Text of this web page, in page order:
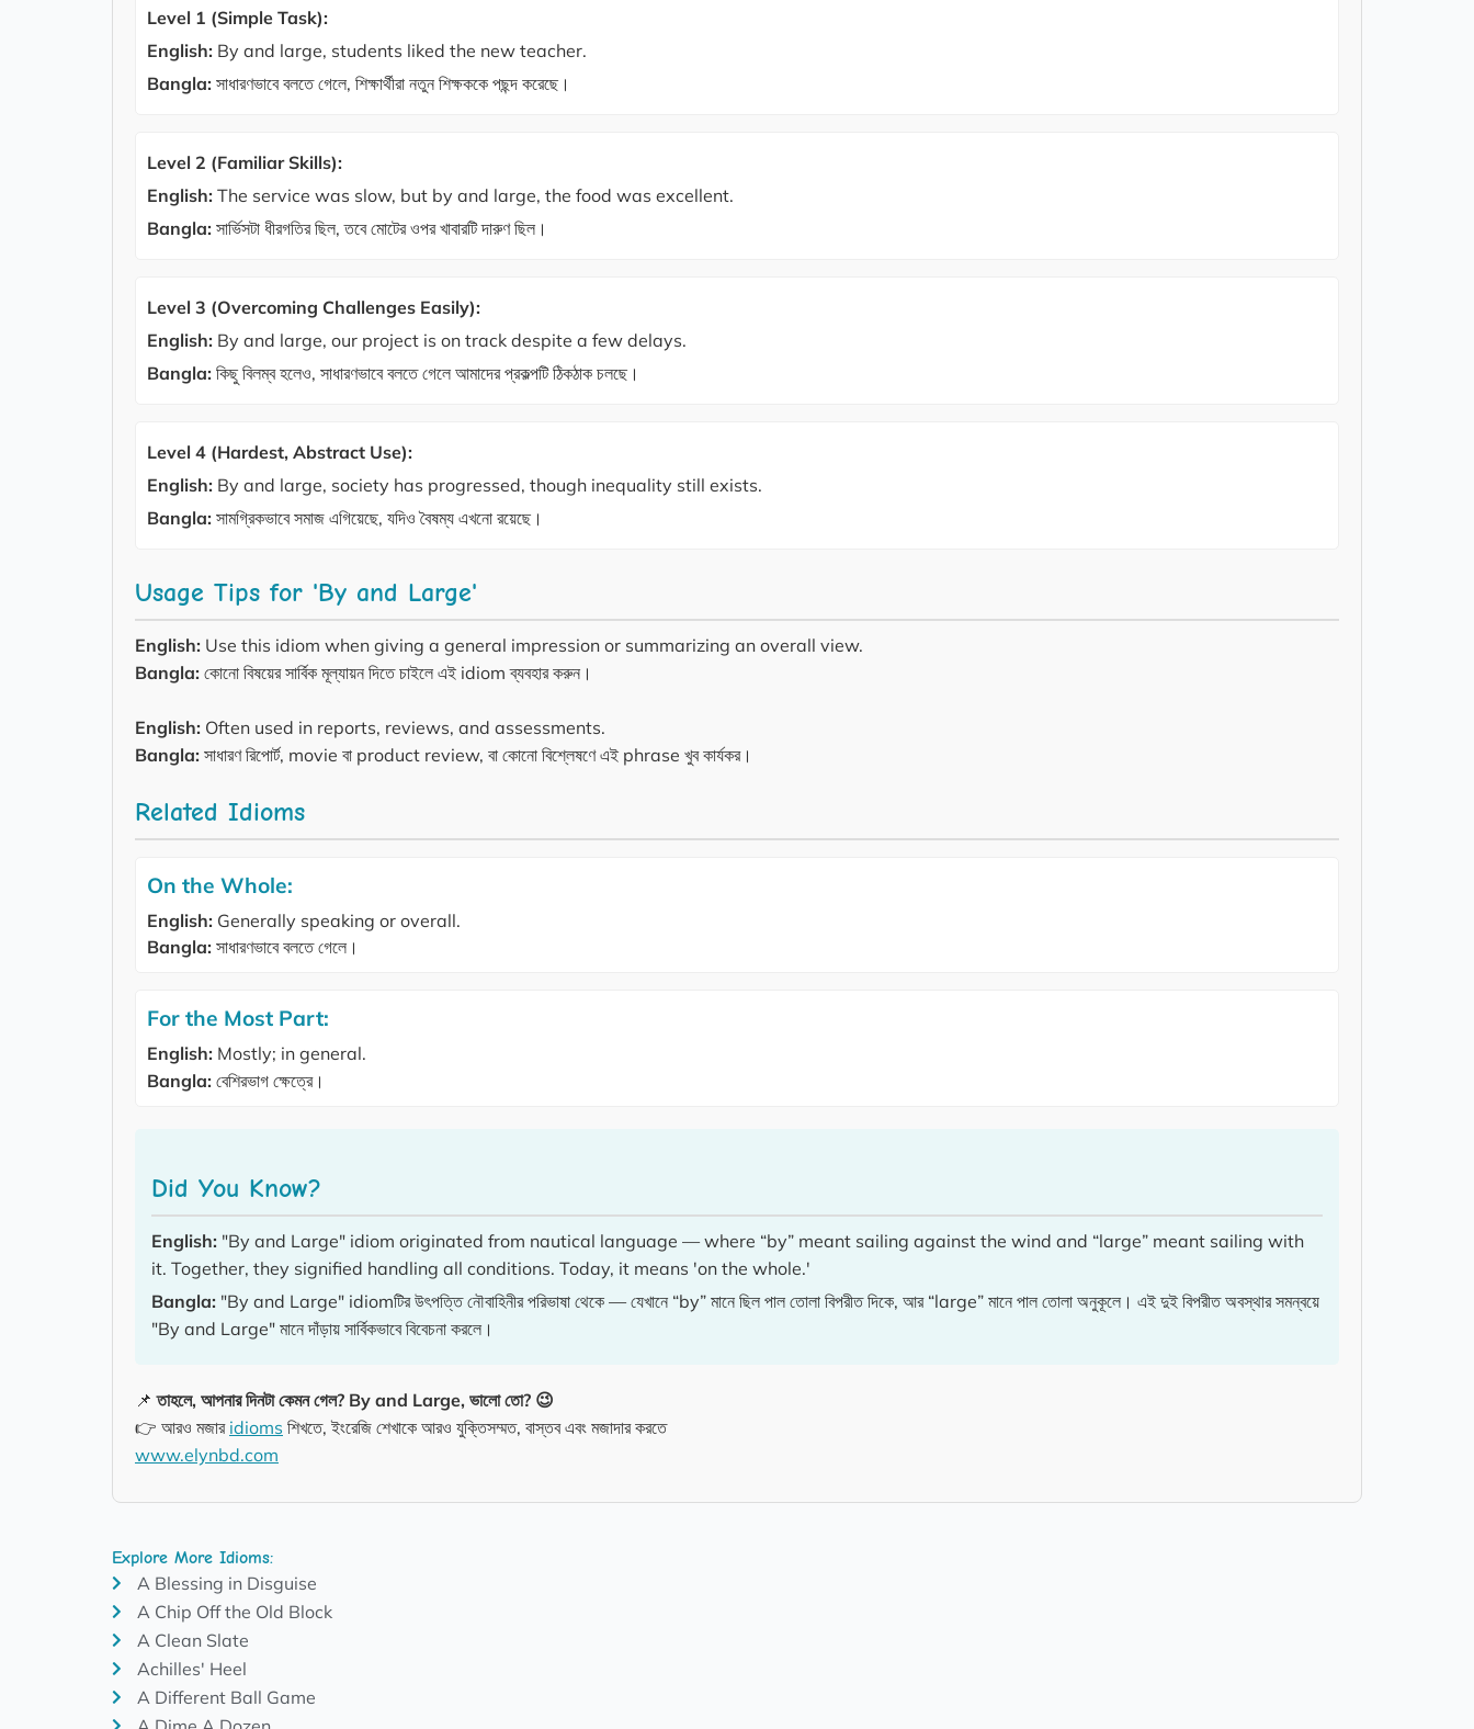
Level 1 (Simple Task):
English: By and large, students liked the new teacher.
Bangla: সাধারণভাবে বলতে গেলে, শিক্ষার্থীরা নতুন শিক্ষককে পছন্দ করেছে।
Level 2 (Familiar Skills):
English: The service was slow, but by and large, the food was excellent.
Bangla: সার্ভিসটা ধীরগতির ছিল, তবে মোটের ওপর খাবারটি দারুণ ছিল।
Level 3 (Overcoming Challenges Easily):
English: By and large, our project is on track despite a few delays.
Bangla: কিছু বিলম্ব হলেও, সাধারণভাবে বলতে গেলে আমাদের প্রকল্পটি ঠিকঠাক চলছে।
Level 4 (Hardest, Abstract Use):
English: By and large, society has progressed, though inequality still exists.
Bangla: সামগ্রিকভাবে সমাজ এগিয়েছে, যদিও বৈষম্য এখনো রয়েছে।
Usage Tips for 'By and Large'
English: Use this idiom when giving a general impression or summarizing an overall view.
Bangla: কোনো বিষয়ের সার্বিক মূল্যায়ন দিতে চাইলে এই idiom ব্যবহার করুন।
English: Often used in reports, reviews, and assessments.
Bangla: সাধারণ রিপোর্ট, movie বা product review, বা কোনো বিশ্লেষণে এই phrase খুব কার্যকর।
Related Idioms
On the Whole:
English: Generally speaking or overall.
Bangla: সাধারণভাবে বলতে গেলে।
For the Most Part:
English: Mostly; in general.
Bangla: বেশিরভাগ ক্ষেত্রে।
Did You Know?
English: "By and Large" idiom originated from nautical language — where “by” meant sailing against the wind and “large” meant sailing with
it. Together, they signified handling all conditions. Today, it means 'on the whole.'
Bangla: "By and Large" idiomটির উৎপত্তি নৌবাহিনীর পরিভাষা থেকে — যেখানে “by” মানে ছিল পাল তোলা বিপরীত দিকে, আর “large” মানে পাল তোলা অনুকূলে। এই দুই বিপরীত অবস্থার সমন্বয়ে
"By and Large" মানে দাঁড়ায় সার্বিকভাবে বিবেচনা করলে।
📌তাহলে, আপনার দিনটা কেমন গেল? By and Large, ভালো তো? 😉
👉 আরও মজার idioms শিখতে, ইংরেজি শেখাকে আরও যুক্তিসম্মত, বাস্তব এবং মজাদার করতে
www.elynbd.com
Explore More Idioms:
A Blessing in Disguise
A Chip Off the Old Block
A Clean Slate
Achilles' Heel
A Different Ball Game